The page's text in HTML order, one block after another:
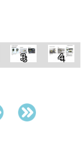
3 4